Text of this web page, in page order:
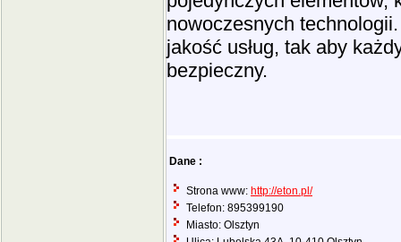
nowoczesnych
jakość usług, tak aby
bezpieczny.
Dane :
Strona www: http://eton.pl/
Telefon: 895399190
Miasto: Olsztyn